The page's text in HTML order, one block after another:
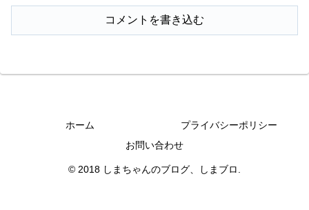
コメントを書き込む
ホーム
プライバシーポリシー
お問い合わせ
© 2018 しまちゃんのブログ、しまブロ.